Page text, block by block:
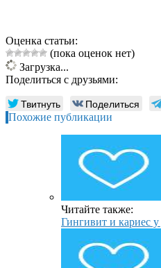
Оценка статьи:
(пока оценок нет)
Загрузка...
Поделиться с друзьями:
Твитнуть Поделиться
Похожие публикации
Читайте также:
Гингивит и кариес у